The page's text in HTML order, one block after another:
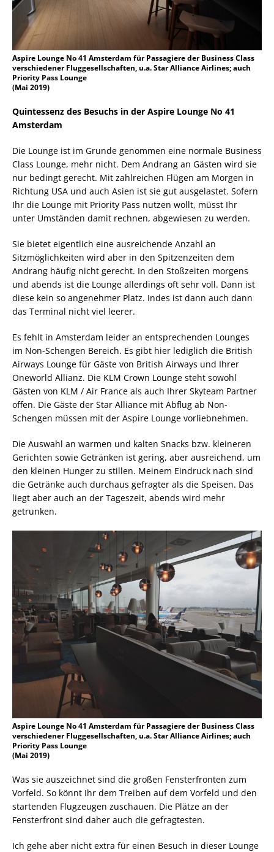
Aspire Lounge No 41 Amsterdam für Passagiere der Business Class
verschiedener Fluggesellschaften, u.a. Star Alliance Airlines; auch
Priority Pass Lounge
(Mai 2019)
Quintessenz des Besuchs in der Aspire Lounge No 41
Amsterdam
Die Lounge ist im Grunde genommen eine normale Business
Class Lounge, mehr nicht. Dem Andrang an Gästen wird sie
nur bedingt gerecht. Mit zahlreichen Flügen am Morgen in
Richtung USA und auch Asien ist sie gut ausgelastet. Sofern
Ihr die Lounge mit Priority Pass nutzen wollt, müsst Ihr
unter Umständen damit rechnen, abgewiesen zu werden.
Sie bietet eigentlich eine ausreichende Anzahl an
Sitzmöglichkeiten wird aber in den Spitzenzeiten dem
Andrang häufig nicht gerecht. In den Stoßzeiten morgens
und abends ist die Lounge allerdings oft sehr voll. Dann ist
diese kein so angenehmer Platz. Indes ist dann auch dann
das Terminal nicht viel leerer.
Es fehlt in Amsterdam leider an entsprechenden Lounges
im Non-Schengen Bereich. Es gibt hier lediglich die British
Airways Lounge für Gäste von British Airways und Ihrer
Oneworld Allianz. Die KLM Crown Lounge steht sowohl
Gästen von KLM / Air France als auch Ihrer Skyteam Partner
offen. Die Gäste der Star Alliance mit Abflug ab Non-
Schengen müssen mit der Aspire Lounge vorliebnehmen.
Die Auswahl an warmen und kalten Snacks bzw. kleineren
Gerichten sowie Getränken ist gering, aber ausreichend, um
den kleinen Hunger zu stillen. Meinem Eindruck nach sind
die Getränke auch durchaus gefragter als die Speisen. Das
liegt aber auch an der Tageszeit, abends wird mehr
getrunken.
Aspire Lounge No 41 Amsterdam für Passagiere der Business Class
verschiedener Fluggesellschaften, u.a. Star Alliance Airlines; auch
Priority Pass Lounge
(Mai 2019)
Was sie auszeichnet sind die großen Fensterfronten zum
Vorfeld. So könnt Ihr dem Treiben auf dem Vorfeld und den
startenden Flugzeugen zuschauen. Die Plätze an der
Fensterfront sind daher auch die gefragtesten.
Ich gehe aber nicht extra für einen Besuch in dieser Lounge